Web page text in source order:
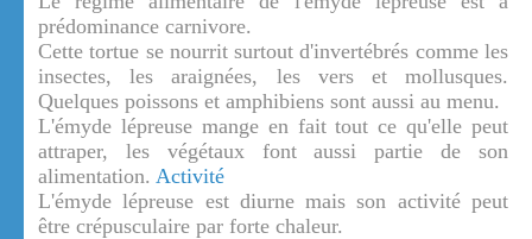
prédominance carnivore.
Cette tortue se nourrit surtout d'invertébrés comme les
insectes, les araignées, les vers et mollusques.
Quelques poissons et amphibiens sont aussi au menu.
L'émyde lépreuse mange en fait tout ce qu'elle peut
attraper, les végétaux font aussi partie de son
alimentation. Activité
L'émyde lépreuse est diurne mais son activité peut
être crépusculaire par forte chaleur.